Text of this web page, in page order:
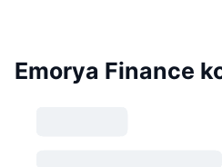
Emorya Finance